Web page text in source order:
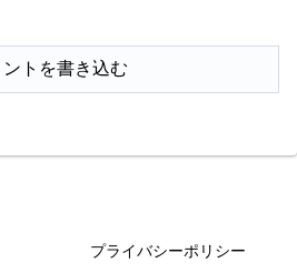
ントを書き込む
プライバシーポリシー